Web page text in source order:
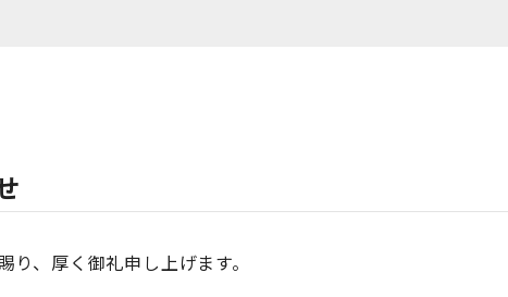
、厚く御礼申し上げます。